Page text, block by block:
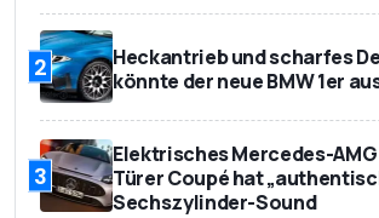
2
Heckantrieb und scharfes
könnte der neue BMW 1er
3
Elektrisches Mercedes-AMG
Türer Coupé hat
Sechszylinder-Sound